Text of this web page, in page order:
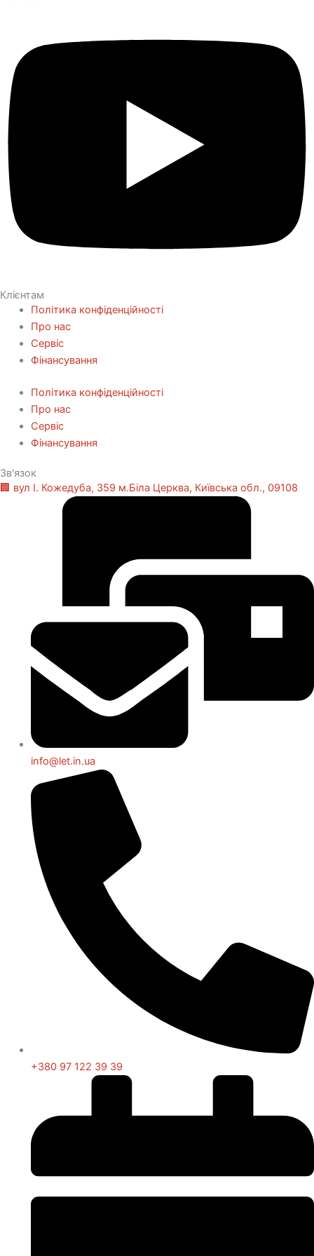
Клієнтам
Політика конфіденційності
Про нас
Сервіс
Фінансування
Політика конфіденційності
Про нас
Сервіс
Фінансування
Зв'язок
🏢 вул І. Кожедуба, 359 м.Біла Церква, Київська обл., 09108
info@let.in.ua
+380 97 122 39 39